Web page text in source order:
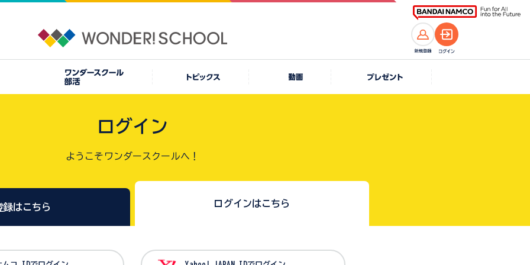
ログイン
ようこそワンダースクールへ！
録はこちら ログインはこちら